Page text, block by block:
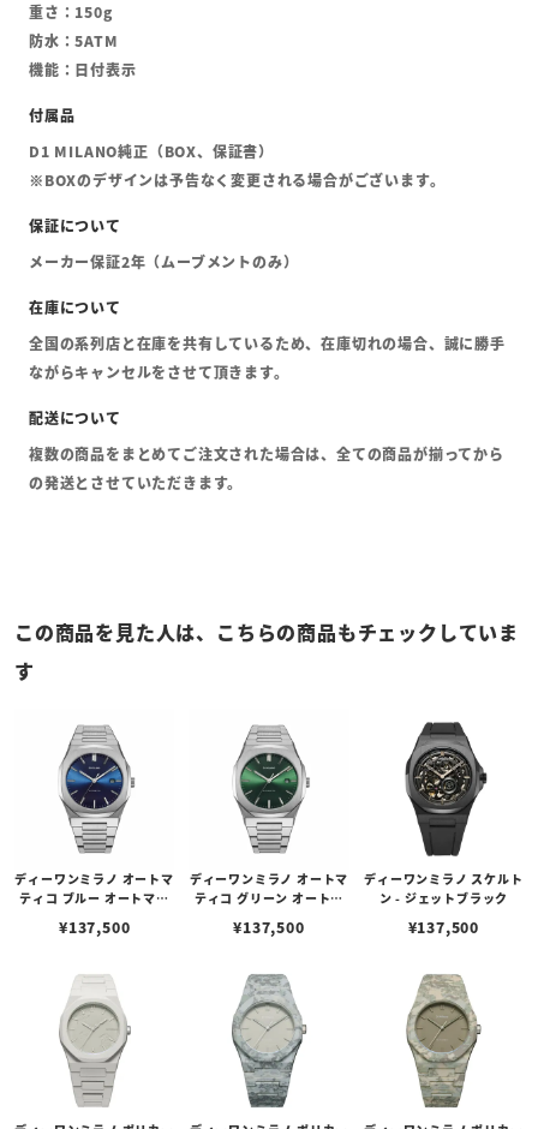
重さ：150g
防水：5ATM
機能：日付表示
D1 MILANO純正（BOX、保証書）
※BOXのデザインは予告なく変更される場合がございます。
メーカー保証2年（ムーブメントのみ）
全国の系列店と在庫を共有しているため、在庫切れの場合、誠に勝手
ながらキャンセルをさせて頂きます。
複数の商品をまとめてご注文された場合は、全ての商品が揃ってから
の発送とさせていただきます。
この商品を見た人は、こちらの商品もチェックしていま
す
ディーワンミラノ オートマ
ティコ ブルー オートマチ
¥137,500
ディーワンミラノ オートマ
ティコ グリーン オートマ
¥137,500
ディーワンミラノ スケルト
ン - ジェットブラック
¥137,500